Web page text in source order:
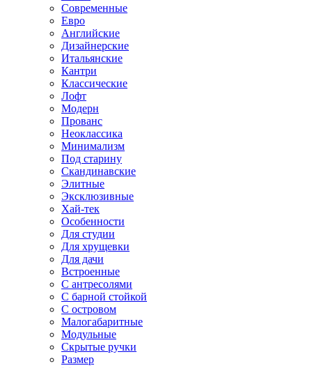
Современные
Евро
Английские
Дизайнерские
Итальянские
Кантри
Классические
Лофт
Модерн
Прованс
Неоклассика
Минимализм
Под старину
Скандинавские
Элитные
Эксклюзивные
Хай-тек
Особенности
Для студии
Для хрущевки
Для дачи
Встроенные
С антресолями
С барной стойкой
С островом
Малогабаритные
Модульные
Скрытые ручки
Размер